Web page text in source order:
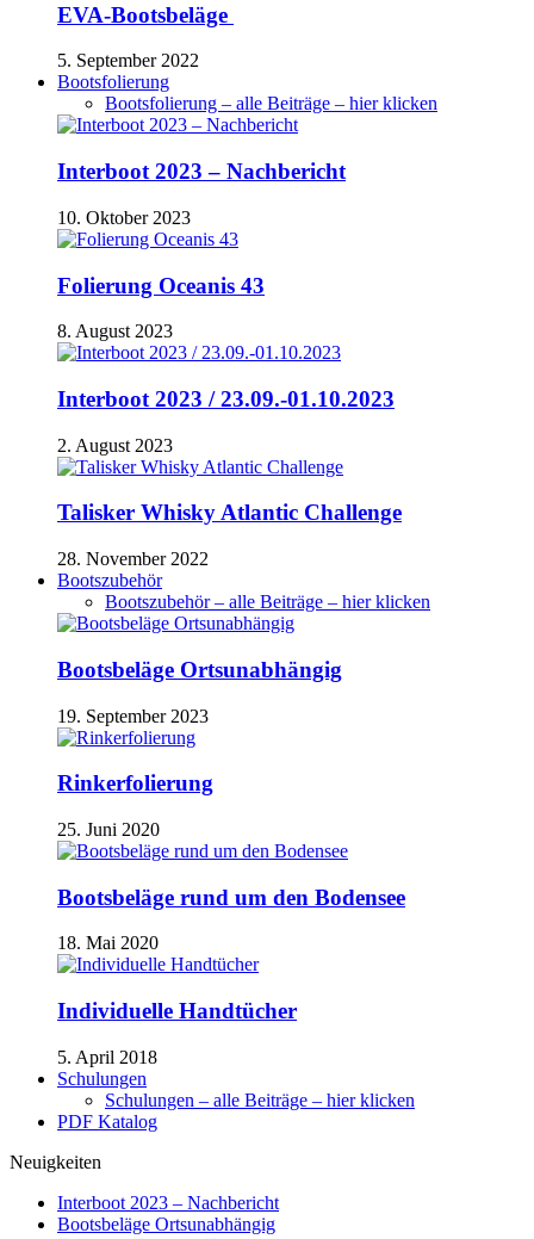
EVA-Bootsbeläge
5. September 2022
Bootsfolierung
Bootsfolierung – alle Beiträge – hier klicken
Interboot 2023 – Nachbericht
10. Oktober 2023
Folierung Oceanis 43
8. August 2023
Interboot 2023 / 23.09.-01.10.2023
2. August 2023
Talisker Whisky Atlantic Challenge
28. November 2022
Bootszubehör
Bootszubehör – alle Beiträge – hier klicken
Bootsbeläge Ortsunabhängig
19. September 2023
Rinkerfolierung
25. Juni 2020
Bootsbeläge rund um den Bodensee
18. Mai 2020
Individuelle Handtücher
5. April 2018
Schulungen
Schulungen – alle Beiträge – hier klicken
PDF Katalog
Neuigkeiten
Interboot 2023 – Nachbericht
Bootsbeläge Ortsunabhängig